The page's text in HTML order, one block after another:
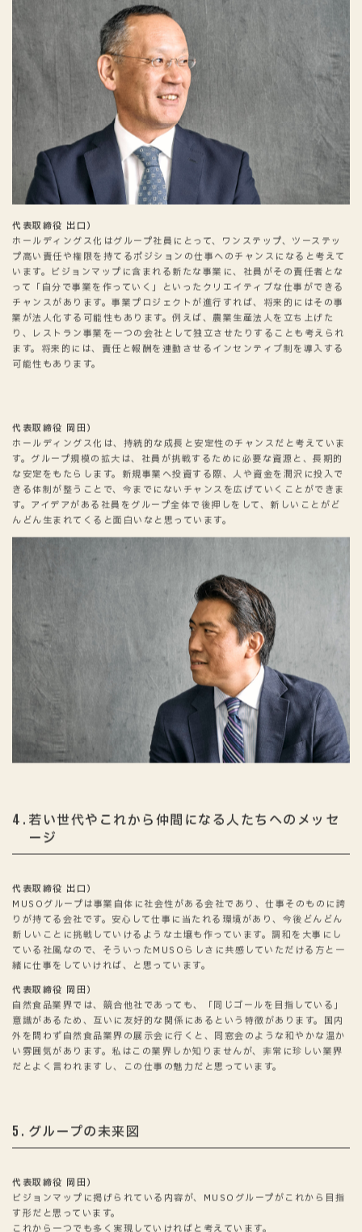
代表取締役 出口）
ホールディングス化はグループ社員にとって、ワンステップ、ツーステッ
プ高い責任や権限を持てるポジションの仕事へのチャンスになると考えて
います。ビジョンマップに含まれる新たな事業に、社員がその責任者とな
って「自分で事業を作っていく」といったクリエイティブな仕事ができる
チャンスがあります。事業プロジェクトが進行すれば、将来的にはその事
業が法人化する可能性もあります。例えば、農業生産法人を立ち上げた
り、レストラン事業を一つの会社として独立させたりすることも考えられ
ます。将来的には、責任と報酬を連動させるインセンティブ制を導入する
代表取締役 岡田）
ホールディングス化は、持続的な成長と安定性のチャンスだと考えていま
す。グループ規模の拡大は、社員が挑戦するために必要な資源と、長期的
な安定をもたらします。新規事業へ投資する際、人や資金を潤沢に投入で
きる体制が整うことで、今までにないチャンスを広げていくことができま
す。アイデアがある社員をグループ全体で後押しをして、新しいことがど
4
若い世代やこれから仲間になる人たちへのメッセ
ージ
代表取締役 出口）
MUSOグループは事業自体に社会性がある会社であり、仕事そのものに誇
りが持てる会社です。安心して仕事に当たれる環境があり、今後どんどん
新しいことに挑戦していけるような土壌も作っています。調和を大事にし
ている社風なので、そういったMUSOらしさに共感していただける方と一
代表取締役 岡田）
自然食品業界では、競合他社であっても、「同じゴールを目指している」
意識があるため、互いに友好的な関係にあるという特徴があります。国内
外を問わず自然食品業界の展示会に行くと、同窓会のような和やかな温か
い雰囲気があります。私はこの業界しか知りませんが、非常に珍しい業界
5 グループの未来図
代表取締役 岡田）
ビジョンマップに掲げられている内容が、MUSOグループがこれから目指
す形だと思っています。